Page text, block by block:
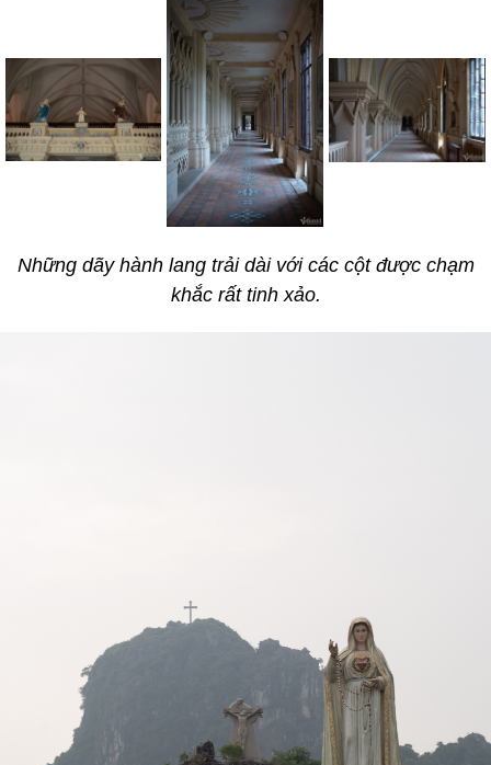
Những dãy hành lang trải dài với các cột được chạm
khắc rất tinh xảo.